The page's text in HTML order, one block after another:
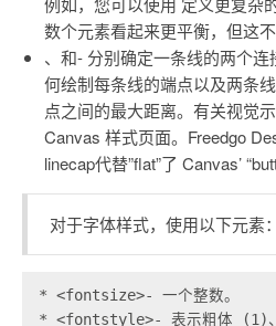
数个元素看起来更平衡，但这不
、 和- 分别确定一条线的两个
何绘制每条线的端点以及两条
点之间的最大距离。有关视觉
Canvas 样式页面。Freedgo
linecap代替”flat”了 Canvas’
对于字体样式，使用以下元素：
* <fontsize>- 一个整数。
* <fontstyle>- 表示粗体 (1)、